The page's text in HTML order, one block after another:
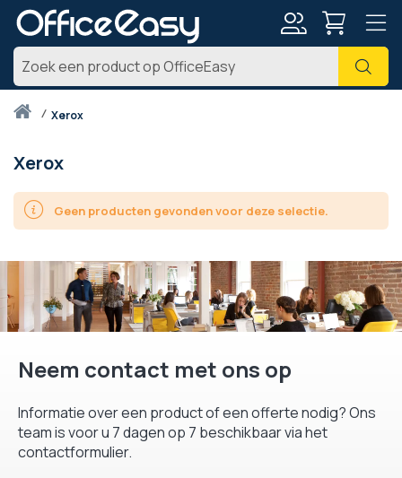
Zoek
Thuisxerox
Xerox
Geen producten gevonden voor deze selectie.
Neem contact met ons op
Informatie over een product of een offerte nodig? Ons
team is voor u 7 dagen op 7 beschikbaar via het
contactformulier.